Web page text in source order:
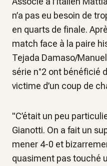
n’a pas eu besoin de
en quarts de finale.
match face à la paire
Tejada Damaso/
série n°2 ont bénéficié
victime d’un coup de
"C’était un peu
Gianotti. On a fait un
mener 4-0 et
quasiment pas touché